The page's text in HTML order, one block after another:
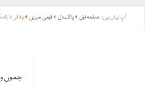
آپ یہاں ہیں: صفحہ اول پاکستان قومی خبریں وفاقی
جموں